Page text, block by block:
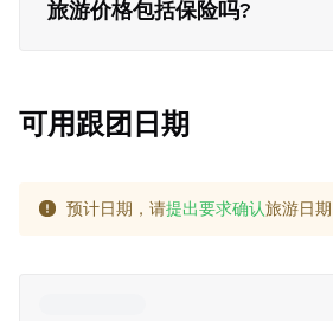
旅游价格包括保险吗?
可用跟团日期
预计日期，请提出要求确认旅游日期